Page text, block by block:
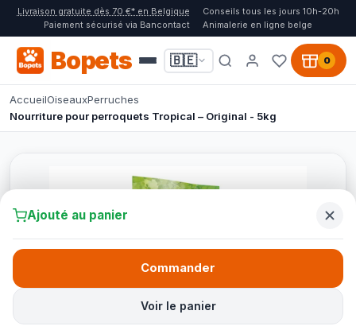
Livraison gratuite dès 70 €* en Belgique
Conseils tous les jours 10h-20h
Paiement sécurisé via Bancontact
Animalerie en ligne belge
Bopets 🇧🇪 0
AccueilOiseauxPerruches
Nourriture pour perroquets Tropical – Original - 5kg
Ajouté au panier
Voir le panier
Commander